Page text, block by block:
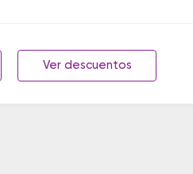
Ver descuentos